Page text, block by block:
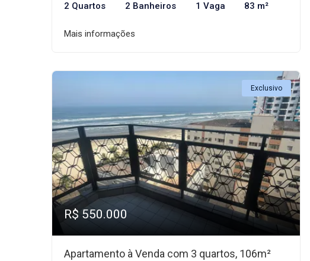
2 Quartos 2 Banheiros 1 Vaga 83 m²
Mais informações
Exclusivo
R$ 550.000
Apartamento à Venda com 3 quartos, 106m²